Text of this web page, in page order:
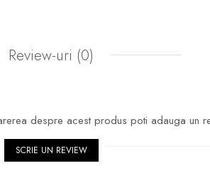
Review-uri (0)
despre acest produs poti adauga un
SCRIE UN REVIEW